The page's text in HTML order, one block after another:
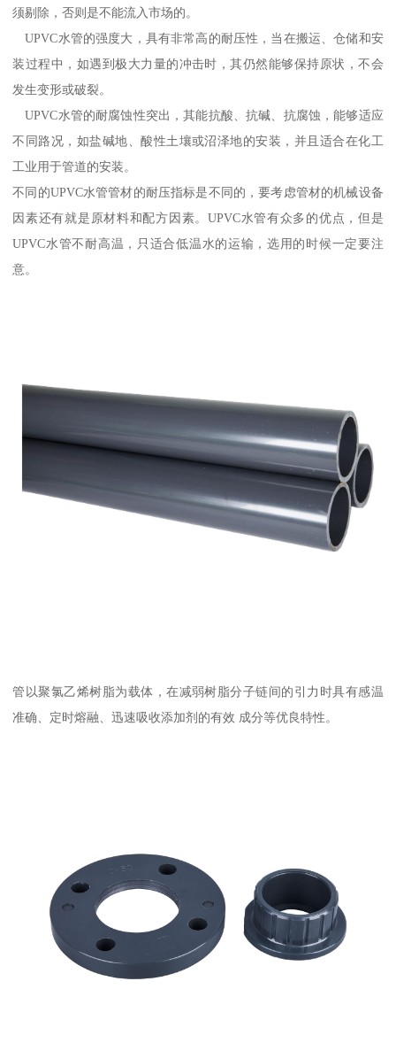
须剔除，否则是不能流入市场的。
UPVC水管的强度大，具有非常高的耐压性，当在搬运、仓储和安
装过程中，如遇到极大力量的冲击时，其仍然能够保持原状，不会
发生变形或破裂。
UPVC水管的耐腐蚀性突出，其能抗酸、抗碱、抗腐蚀，能够适应
不同路况，如盐碱地、酸性土壤或沼泽地的安装，并且适合在化工
工业用于管道的安装。
不同的UPVC水管管材的耐压指标是不同的，要考虑管材的机械设备
因素还有就是原材料和配方因素。UPVC水管有众多的优点，但是
UPVC水管不耐高温，只适合低温水的运输，选用的时候一定要注
意。
管以聚氯乙烯树脂为载体，在减弱树脂分子链间的引力时具有感温
准确、定时熔融、迅速吸收添加剂的有效 成分等优良特性。